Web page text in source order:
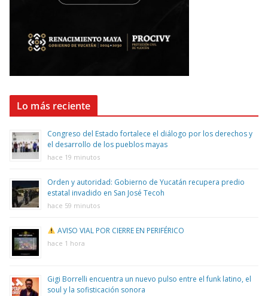
Lo más reciente
Congreso del Estado fortalece el diálogo por los derechos y
el desarrollo de los pueblos mayas
hace 19 minutos
Orden y autoridad: Gobierno de Yucatán recupera predio
estatal invadido en San José Tecoh
hace 59 minutos
AVISO VIAL POR CIERRE EN PERIFÉRICO
hace 1 hora
Gigi Borrelli encuentra un nuevo pulso entre el funk latino, el
soul y la sofisticación sonora